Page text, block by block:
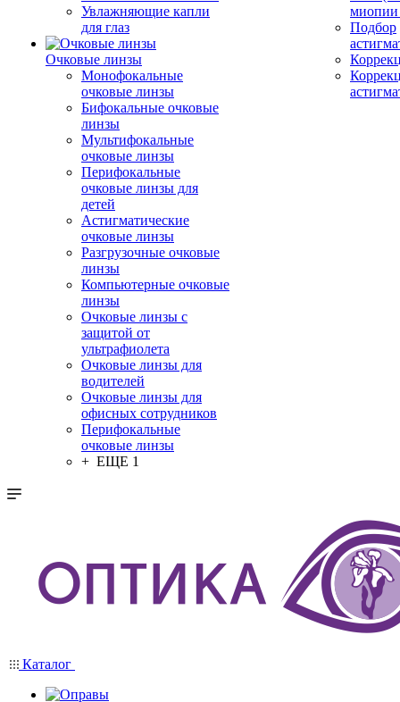
Увлажняющие капли
для глаз
Очковые линзы
Монофокальные
очковые линзы
Бифокальные очковые
линзы
Мультифокальные
очковые линзы
Перифокальные
очковые линзы для
детей
Астигматические
очковые линзы
Разгрузочные очковые
линзы
Компьютерные очковые
линзы
Очковые линзы с
защитой от
ультрафиолета
Очковые линзы для
водителей
Очковые линзы для
офисных сотрудников
Перифокальные
очковые линзы
+ ЕЩЕ 1
миопии
Подбор
Каталог